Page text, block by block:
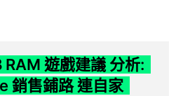
遊戲建議 分析:
銷售鋪路 連自家